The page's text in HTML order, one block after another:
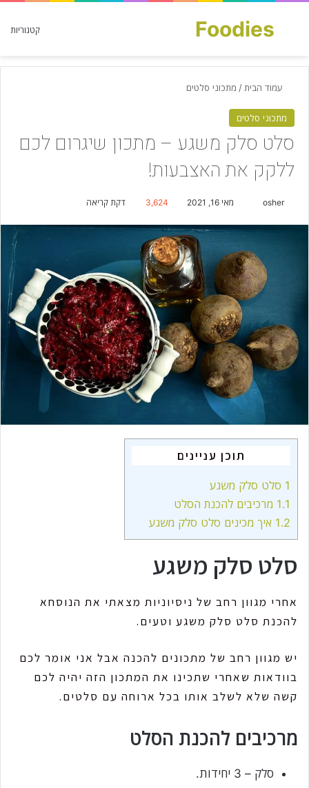
קטגוריות Foodies
חפש עבור
עמוד הבית / מתכוני סלטים
מתכוני סלטים
סלט סלק משגע – מתכון שיגרום לכם
ללקק את האצבעות!
osher
d
a
n
e
a
i
l
מאי 16, 2021 3,624 דקת קריאה
תוכן עניינים
1 סלט סלק משגע
1.1 מרכיבים להכנת הסלט
1.2 איך מכינים סלט סלק משגע
סלט סלק משגע
אחרי מגוון רחב של ניסיוניות מצאתי את הנוסחא
להכנת סלט סלק משגע וטעים.
יש מגוון רחב של מתכונים להכנה אבל אני אומר לכם
בוודאות שאחרי שתכינו את המתכון הזה יהיה לכם
קשה שלא לשלב אותו בכל ארוחה עם סלטים.
מרכיבים להכנת הסלט
סלק – 3 יחידות.